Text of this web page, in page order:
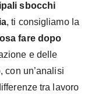
sbocchi
, ti consigliamo la
fare dopo
e delle
con un’analisi
tra lavoro